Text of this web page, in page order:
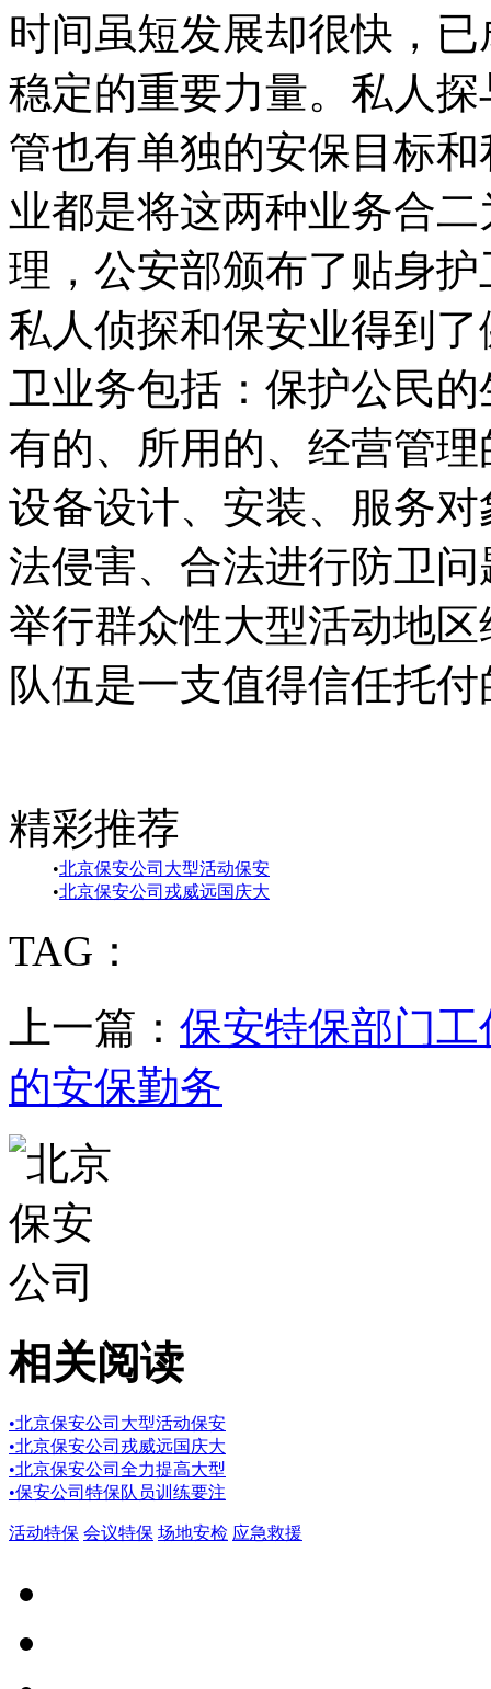
时间虽短发展却很快，
稳定的重要力量。私人
管也有单独的安保目标
业都是将这两种业务合
理，公安部颁布了贴身
私人侦探和保安业得到
卫业务包括：保护公民
有的、所用的、经营管
设备设计、安装、服务
法侵害、合法进行防卫
举行群众性大型活动地
队伍是一支值得信任托
精彩推荐
•北京保安公司大型活动保安
•北京保安公司戎威远国庆大
TAG：
上一篇： 保安特保部门工
的安保勤务
相关阅读
•北京保安公司大型活动保安
•北京保安公司戎威远国庆大
•北京保安公司全力提高大型
•保安公司特保队员训练要注
活动特保 会议特保 场地安检 应急救援